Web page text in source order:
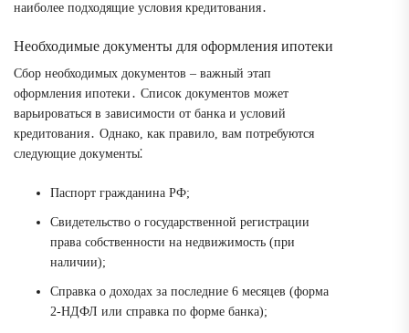
наиболее подходящие условия кредитования․
Необходимые документы для оформления ипотеки
Сбор необходимых документов – важный этап
оформления ипотеки․ Список документов может
варьироваться в зависимости от банка и условий
кредитования․ Однако, как правило, вам потребуются
следующие документы⁚
Паспорт гражданина РФ;
Свидетельство о государственной регистрации
права собственности на недвижимость (при
наличии);
Справка о доходах за последние 6 месяцев (форма
2-НДФЛ или справка по форме банка);